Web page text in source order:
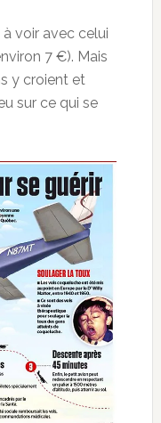
à voir avec celui
7 €). Mais
y croient et
sur ce qui se